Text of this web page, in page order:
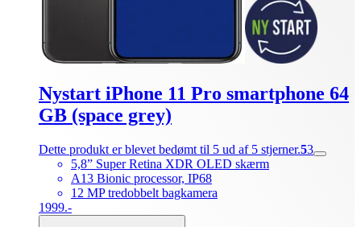
Nystart iPhone 11 Pro smartphone 64
GB (space grey)
Dette produkt er blevet bedømt til 5 ud af 5 stjerner.53
5,8” Super Retina XDR OLED skærm
A13 Bionic processor, IP68
12 MP tredobbelt bagkamera
1999.-